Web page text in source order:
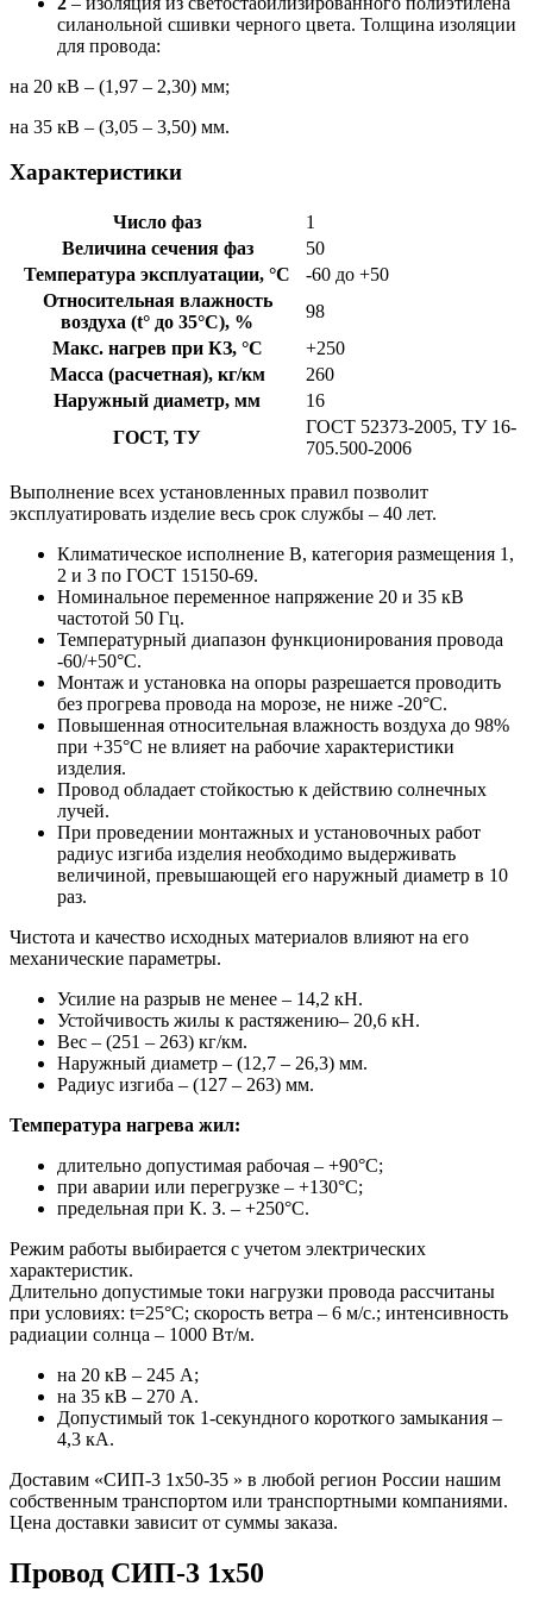
силанольной сшивки черного цвета. Толщина изоляции
для провода:
на 20 кВ – (1,97 – 2,30) мм;
на 35 кВ – (3,05 – 3,50) мм.
Характеристики
Число фаз
1
Величина сечения фаз
50
Температура эксплуатации, °С
-60 до +50
Относительная влажность
воздуха (t° до 35°С), %
98
Макс. нагрев при КЗ, °С
+250
Масса (расчетная), кг/км
260
Наружный диаметр, мм
16
ГОСТ, ТУ
ГОСТ 52373-2005, ТУ 16-
705.500-2006
Выполнение всех установленных правил позволит
эксплуатировать изделие весь срок службы – 40 лет.
Климатическое исполнение В, категория размещения 1,
2 и 3 по ГОСТ 15150-69.
Номинальное переменное напряжение 20 и 35 кВ
частотой 50 Гц.
Температурный диапазон функционирования провода
-60/+50°С.
Монтаж и установка на опоры разрешается проводить
без прогрева провода на морозе, не ниже -20°С.
Повышенная относительная влажность воздуха до 98%
при +35°С не влияет на рабочие характеристики
изделия.
Провод обладает стойкостью к действию солнечных
лучей.
При проведении монтажных и установочных работ
радиус изгиба изделия необходимо выдерживать
величиной, превышающей его наружный диаметр в 10
раз.
Чистота и качество исходных материалов влияют на его
механические параметры.
Усилие на разрыв не менее – 14,2 кН.
Устойчивость жилы к растяжению– 20,6 кН.
Вес – (251 – 263) кг/км.
Наружный диаметр – (12,7 – 26,3) мм.
Радиус изгиба – (127 – 263) мм.
Температура нагрева жил:
длительно допустимая рабочая – +90°С;
при аварии или перегрузке – +130°С;
предельная при К. З. – +250°С.
Режим работы выбирается с учетом электрических
характеристик.
Длительно допустимые токи нагрузки провода рассчитаны
при условиях: t=25°С; скорость ветра – 6 м/с.; интенсивность
радиации солнца – 1000 Вт/м.
на 20 кВ – 245 А;
на 35 кВ – 270 А.
Допустимый ток 1-секундного короткого замыкания –
4,3 кА.
Доставим «СИП-3 1х50-35 » в любой регион России нашим
собственным транспортом или транспортными компаниями.
Цена доставки зависит от суммы заказа.
Провод СИП-3 1х50